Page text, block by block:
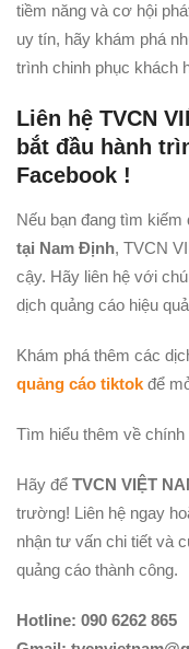
tiềm năng và cơ hội
uy tín, hãy khám phá
trình chinh phục khách
Liên hệ TVCN
bắt đầu hành
Facebook !
Nếu bạn đang tìm kiếm
tại Nam Định, TVCN
cậy. Hãy liên hệ với
dịch quảng cáo hiệu
Khám phá thêm các
quảng cáo tiktok để
Tìm hiểu thêm về
Hãy để TVCN VIỆT
trường! Liên hệ ngay
nhận tư vấn chi tiết và
quảng cáo thành công.
Hotline: 090 6262 865